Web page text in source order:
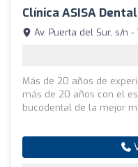
Clínica ASISA
Av. Puerta del Sur, s/n
Más de 20 años de
más de 20 años con el
bucodental de la mejor